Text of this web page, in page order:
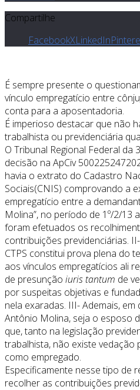
Compartilhe
FacebookXLinkedIn
É sempre presente o
vínculo empregatício entre
conta para a aposentadoria.
É imperioso destacar que não
trabalhista ou previdenciária
O Tribunal Regional Federal da
decisão na ApCiv
havia o extrato do Cadastro
Sociais(CNIS) comprovando a
empregatício entre a
Molina”, no período de 1º/2/13
foram efetuados os
contribuições previdenciárias.
CTPS constitui prova plena do
aos vínculos empregatícios ali
de presunção iuris tantum de
por suspeitas objetivas e
nela exaradas. III- Ademais,
Antônio Molina, seja o esposo
que, tanto na legislação
trabalhista, não existe vedação
como empregado.
Especificamente nesse tipo de
recolher as contribuições